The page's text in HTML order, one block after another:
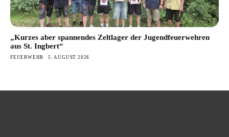
„Kurzes aber spannendes Zeltlager der Jugendfeuerwehren
aus St. Ingbert“
FEUERWEHR 5. AUGUST 2026